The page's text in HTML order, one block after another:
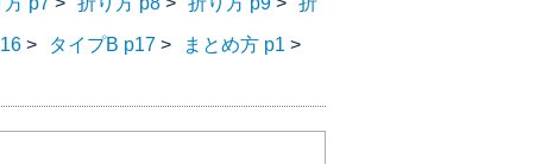
> タイプB p17 > まとめ方 p1 >